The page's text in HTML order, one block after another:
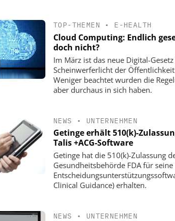
TOP-THEMEN • E-HEALTH
Cloud Computing: Endlich
doch nicht?
Im März ist das neue Digital-
Scheinwerferlicht der
Weniger beachtet wurden die
aber durchaus in sich haben.
NEWS • UNTERNEHMEN
Getinge erhält 510(k)-
Talis +ACG-Software
Getinge hat die 510(k)-Zulassung
Gesundheitsbehörde FDA für
Clinical Guidance) erhalten.
NEWS • UNTERNEHMEN